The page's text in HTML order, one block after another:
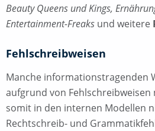
Beauty Queens und Kings,
Entertainment-Freaks und weitere
Fehlschreibweisen
Manche informationstragenden
aufgrund von
somit in den internen Modellen
Rechtschreib- und